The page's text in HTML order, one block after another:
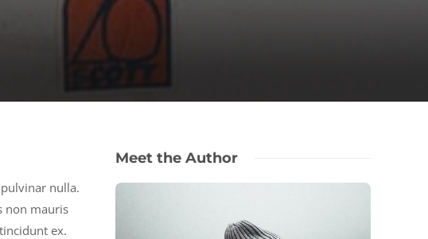
nulla.
non mauris
ex.
Meet the Author